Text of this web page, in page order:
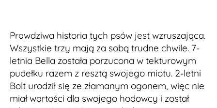
Prawdziwa historia tych psów jest wzruszająca.
Wszystkie trzy mają za sobą trudne chwile. 7-
letnia Bella została porzucona w tekturowym
pudełku razem z resztą swojego miotu. 2-letni
Bolt urodził się ze złamanym ogonem, więc nie
miał wartości dla swojego hodowcy i został